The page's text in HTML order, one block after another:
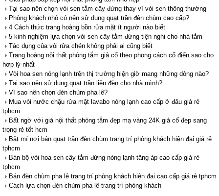
Tại sao nên chọn vòi sen tắm cây đứng thay vì vòi sen thông thường
Phòng khách nhỏ có nên sử dụng quạt trần đèn chùm cao cấp?
4 Cách thức trang hoàng bồn rửa mặt ít người nào biết
5 kinh nghiệm lựa chọn vòi sen cây tắm đứng tiện nghi cho nhà tắm
Tác dụng của vòi rửa chén không phải ai cũng biết
Trang hoàng nội thất phòng tắm giả cổ theo phong cách cổ điển sao cho
hơp lý nhất
Vòi hoa sen nóng lạnh trên thị trường hiện giờ mang những dòng nào?
Tại sao nên sử dụng quạt trần liền đèn cho nhà mình?
Vì sao nên chọn đèn chùm pha lê?
Mua vòi nước chậu rửa mặt lavabo nóng lạnh cao cấp ở đâu giá rẻ
tphcm
Bất ngờ với giá nội thất phòng tắm đẹp mạ vàng 24K giả cổ đẹp sang
trọng rẻ tốt hcm
Bật mí nơi bán quạt trần đèn chùm trang trí phòng khách hiện đại giá rẻ
tphcm
Bán bộ vòi hoa sen cây tắm đứng nóng lạnh tăng áp cao cấp giá rẻ
tphcm
Bán đèn chùm pha lê trang trí phòng khách hiện đại cao cấp giá rẻ tphcm
Cách lựa chọn đèn chùm pha lê trang trí phòng khách